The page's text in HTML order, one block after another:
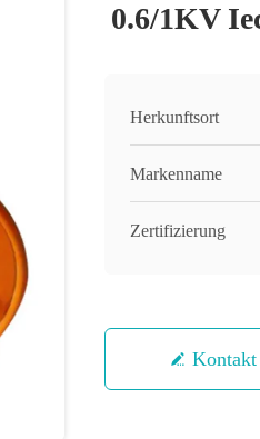
0.6/1KV
Herkunftsort
Markenname
Zertifizierung